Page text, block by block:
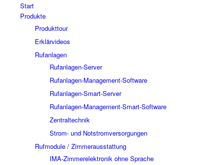
Start
Produkte
Produkttour
Erklärvideos
Rufanlagen
Rufanlagen-Server
Rufanlagen-Management-Software
Rufanlagen-Smart-Server
Rufanlagen-Management-Smart-Software
Zentraltechnik
Strom- und Notstromversorgungen
Rufmodule / Zimmerausstattung
IMA-Zimmerelektronik ohne Sprache